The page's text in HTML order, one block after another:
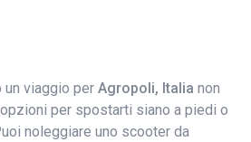
un viaggio per Agropoli, Italia non
per spostarti siano a piedi o
noleggiare uno scooter da